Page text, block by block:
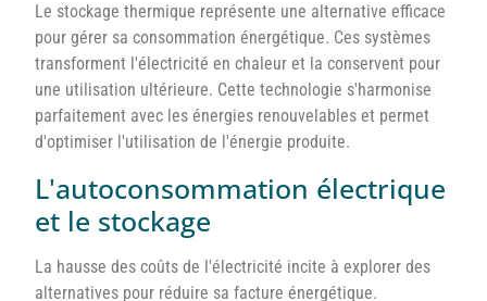
Le stockage thermique représente une alternative efficace
pour gérer sa consommation énergétique. Ces systèmes
transforment l'électricité en chaleur et la conservent pour
une utilisation ultérieure. Cette technologie s'harmonise
parfaitement avec les énergies renouvelables et permet
d'optimiser l'utilisation de l'énergie produite.
L'autoconsommation électrique
et le stockage
La hausse des coûts de l'électricité incite à explorer des
alternatives pour réduire sa facture énergétique.